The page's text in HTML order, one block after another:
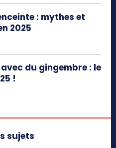
: mythes et
2025
du gingembre : le
!
sujets